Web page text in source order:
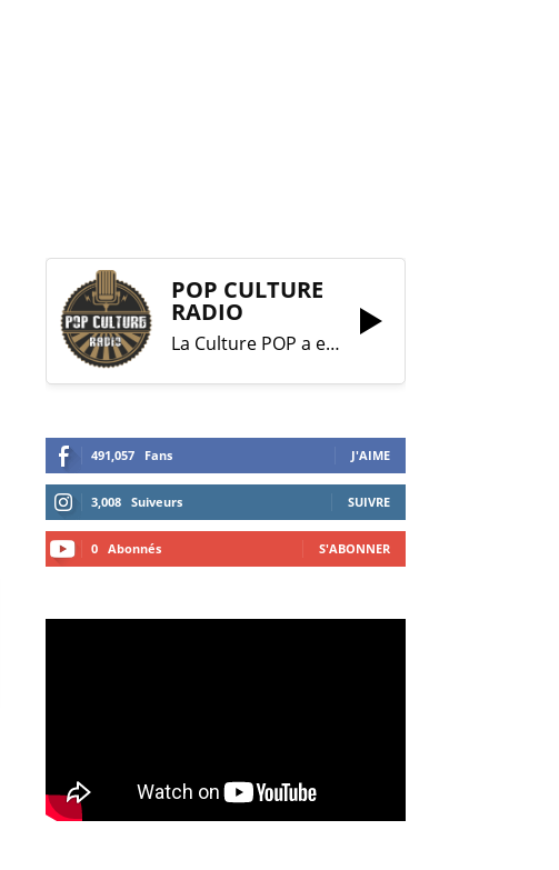
POP CULTURE
RADIO
La Culture POP a enfin trouvé sa RADIO !
491,057 Fans J'AIME
3,008 Suiveurs SUIVRE
0 Abonnés S'ABONNER